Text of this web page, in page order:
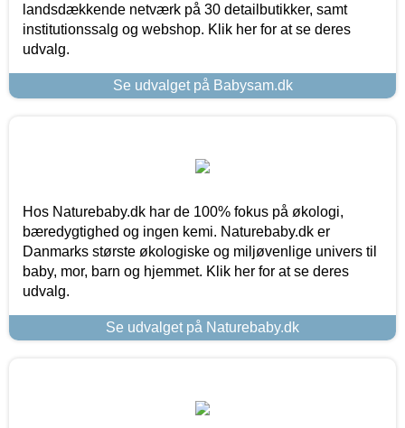
landsdækkende netværk på 30 detailbutikker, samt
institutionssalg og webshop. Klik her for at se deres
udvalg.
Se udvalget på Babysam.dk
Hos Naturebaby.dk har de 100% fokus på økologi,
bæredygtighed og ingen kemi. Naturebaby.dk er
Danmarks største økologiske og miljøvenlige univers til
baby, mor, barn og hjemmet. Klik her for at se deres
udvalg.
Se udvalget på Naturebaby.dk